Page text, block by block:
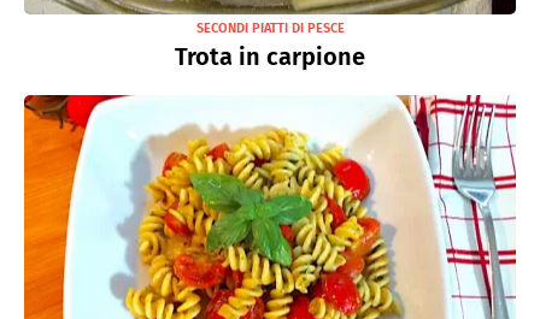
SECONDI PIATTI DI PESCE
Trota in carpione